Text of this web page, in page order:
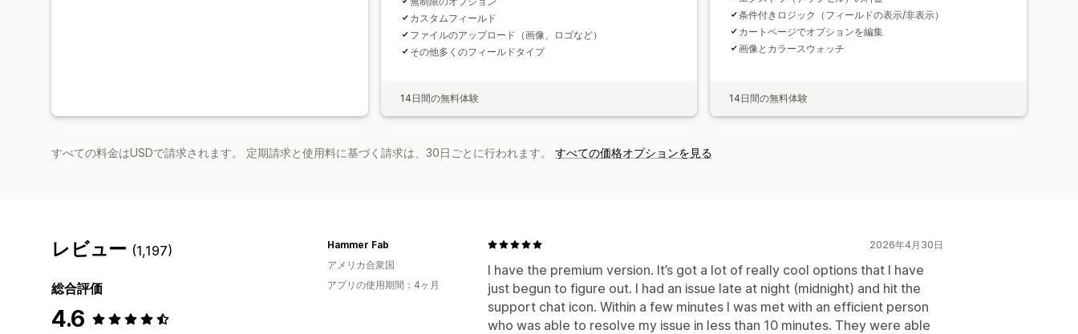
カスタムフィールド
ファイルのアップロード（画像、ロゴなど）
その他多くのフィールドタイプ
14日間の無料体験
条件付きロジック（フィールドの表示/非表示）
カートページでオプションを編集
画像とカラースウォッチ
14日間の無料体験
すべての料金はUSDで請求されます。 定期請求と使用料に基づく請求は、30日ごとに行われます。 すべての価格オプションを見る
レビュー (1,197)
総合評価
4.6
2026年4月30日
I have the premium version. It’s got a lot of really cool options that I have
just begun to figure out. I had an issue late at night (midnight) and hit the
support chat icon. Within a few minutes I was met with an efficient person
who was able to resolve my issue in less than 10 minutes. They were able
Hammer Fab
アメリカ合衆国
アプリの使用期間：4ヶ月